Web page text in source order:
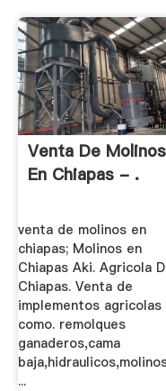
Venta De Molinos
En Chiapas - .
venta de molinos en
chiapas; Molinos en
Chiapas Aki. Agricola
Chiapas. Venta de
implementos agricolas
como. remolques
ganaderos,cama
...